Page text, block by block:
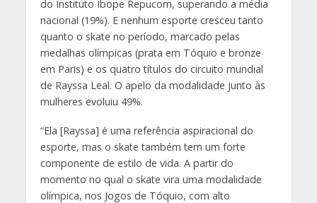
do Instituto Ibope Repucom, superando a média
nacional (19%). E nenhum esporte cresceu tanto
quanto o skate no período, marcado pelas
medalhas olímpicas (prata em Tóquio e bronze
em Paris) e os quatro títulos do circuito mundial
de Rayssa Leal. O apelo da modalidade junto às
mulheres evoluiu 49%.
“Ela [Rayssa] é uma referência aspiracional do
esporte, mas o skate também tem um forte
componente de estilo de vida. A partir do
momento no qual o skate vira uma modalidade
olímpica, nos Jogos de Tóquio, com alto